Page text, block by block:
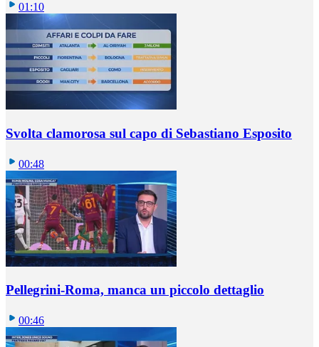
01:10
Svolta clamorosa sul capo di Sebastiano Esposito
00:48
Pellegrini-Roma, manca un piccolo dettaglio
00:46